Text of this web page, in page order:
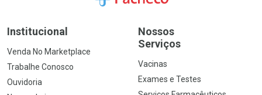
Institucional
Venda No Marketplace
Trabalhe Conosco
Ouvidoria
Nossos
Serviços
Vacinas
Exames e Testes